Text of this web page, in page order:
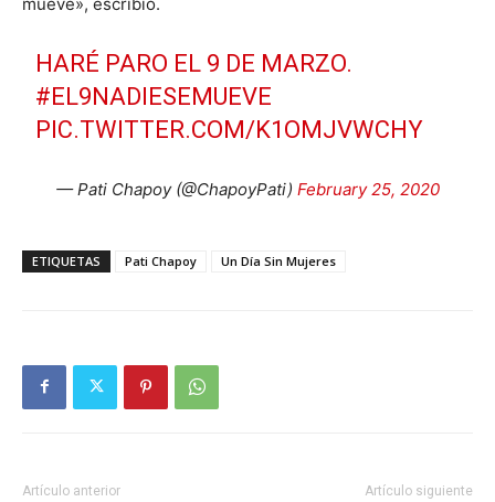
HARÉ PARO EL 9 DE MARZO.
#EL9NADIESEMUEVE
PIC.TWITTER.COM/K1OMJVWCHY
— Pati Chapoy (@ChapoyPati) February 25, 2020
ETIQUETAS Pati Chapoy Un Día Sin Mujeres
Artículo anterior Artículo siguiente